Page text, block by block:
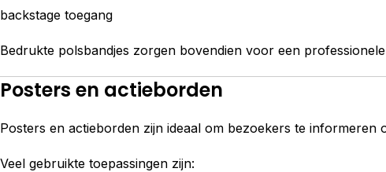
backstage toegang
Bedrukte polsbandjes zorgen bovendien voor een
Posters en actieborden
Posters en actieborden zijn ideaal om bezoekers te informeren
Veel gebruikte toepassingen zijn: